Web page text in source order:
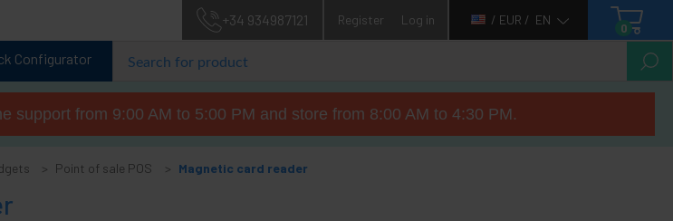
+34 934987121 Register Log in / EUR / EN
0
Configurator
support from 9:00 AM to 5:00 PM and store from 8:00 AM to 4:30 PM.
Point of sale POS Magnetic card reader